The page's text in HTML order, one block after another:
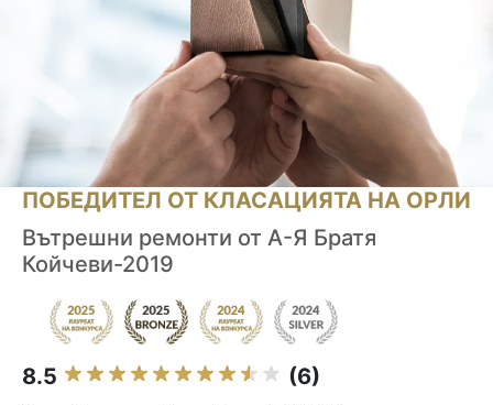
ПОБЕДИТЕЛ ОТ КЛАСАЦИЯТА НА ОРЛИ
Вътрешни ремонти от А-Я Братя
Койчеви-2019
8.5 (6)